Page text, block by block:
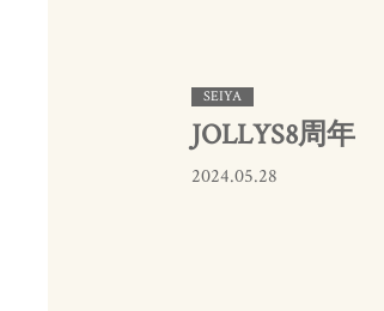
SEIYA
JOLLYS8周年
2024.05.28